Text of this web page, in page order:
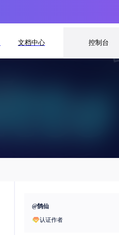
文档中心 控制台
@鹄仙
认证作者